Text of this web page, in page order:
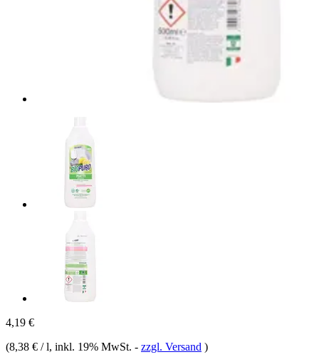
4,19 €
(8,38 € / l, inkl. 19% MwSt. - zzgl. Versand )